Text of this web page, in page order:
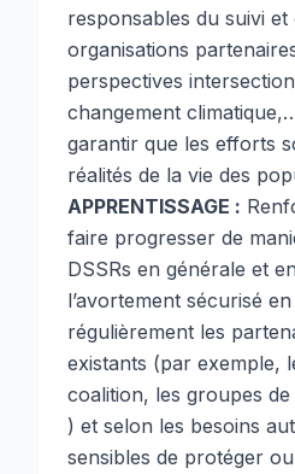
responsables du suivi et
organisations
perspectives
changement
garantir que les efforts
réalités de la vie des
APPRENTISSAGE :
faire progresser de
DSSRs en générale et
l’avortement sécurisé
régulièrement les
existants (par exemple,
coalition, les groupes
) et selon les besoins
sensibles de protéger